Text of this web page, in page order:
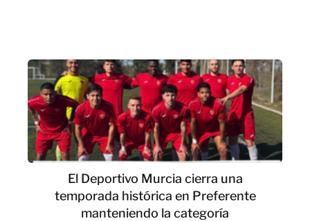
El Deportivo Murcia cierra una
temporada histórica en Preferente
manteniendo la categoría